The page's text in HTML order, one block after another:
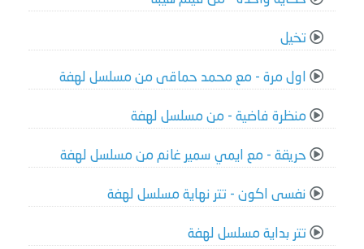
تخيل
اول مرة - مع محمد حماقى من مسلسل لهفة
منظرة فاضية - من مسلسل لهفة
حريقة - مع ايمي سمير غانم من مسلسل لهفة
نفسى اكون - تتر نهاية مسلسل لهفة
تتر بداية مسلسل لهفة